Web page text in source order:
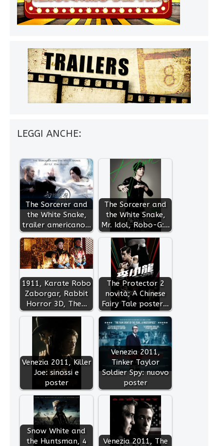
LEGGI ANCHE:
The Sorcerer and
the White Snake,
trailer americano…
The Sorcerer and
the White Snake,
Mr. Idol, Robo-G:…
1911, Karate Robo
Zaborgar, Rabbit
Horror 3D, The…
The Protector 2
novità; A Chinese
Fairy Tale poster…
Venezia 2011, Killer
Joe: sinossi e
poster
Venezia 2011,
Tinker Taylor
Soldier Spy: nuovo
poster
Snow White and
the Huntsman, 4
Venezia 2011, The